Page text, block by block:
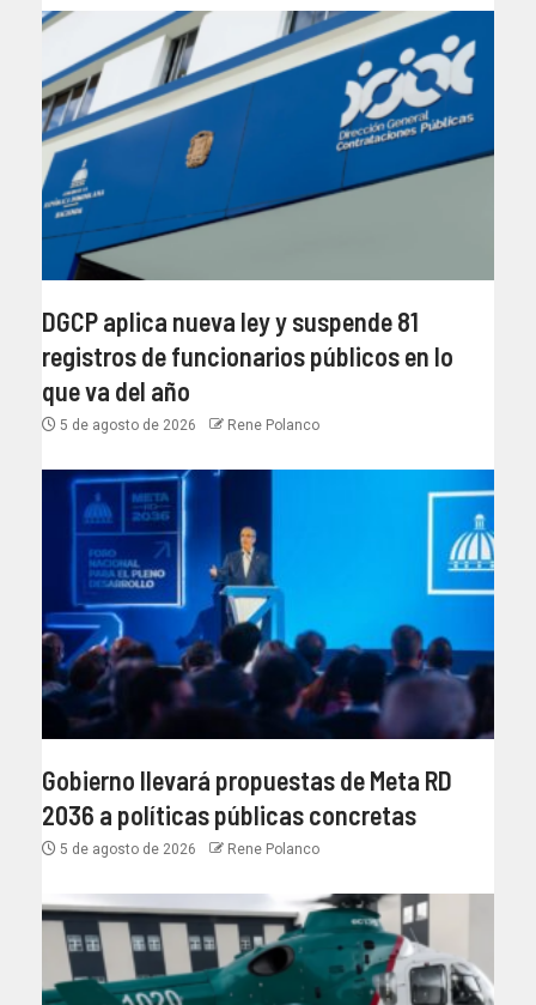
DGCP aplica nueva ley y suspende 81
registros de funcionarios públicos en lo
que va del año
5 de agosto de 2026 Rene Polanco
Gobierno llevará propuestas de Meta RD
2036 a políticas públicas concretas
5 de agosto de 2026 Rene Polanco